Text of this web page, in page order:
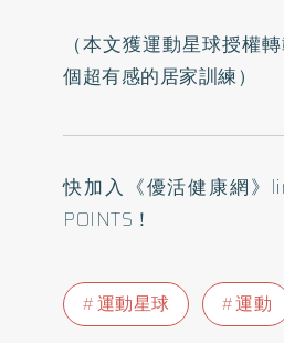
（本文獲運動星球授權
個超有感的居家訓練）
快加入 《優活健康網》
POINTS！
運動星球 運動